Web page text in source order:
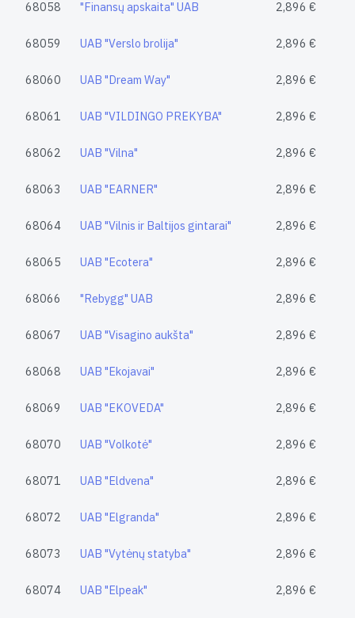
68058 "Finansų apskaita" UAB 2,896 €
68059 UAB "Verslo brolija" 2,896 €
68060 UAB "Dream Way" 2,896 €
68061 UAB "VILDINGO PREKYBA" 2,896 €
68062 UAB "Vilna" 2,896 €
68063 UAB "EARNER" 2,896 €
68064 UAB "Vilnis ir Baltijos gintarai" 2,896 €
68065 UAB "Ecotera" 2,896 €
68066 "Rebygg" UAB 2,896 €
68067 UAB "Visagino aukšta" 2,896 €
68068 UAB "Ekojavai" 2,896 €
68069 UAB "EKOVEDA" 2,896 €
68070 UAB "Volkotė" 2,896 €
68071 UAB "Eldvena" 2,896 €
68072 UAB "Elgranda" 2,896 €
68073 UAB "Vytėnų statyba" 2,896 €
68074 UAB "Elpeak" 2,896 €